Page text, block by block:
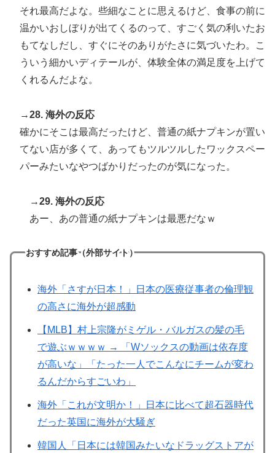
それ最高だよな。些細なことに思えるけど、食事の前に
温かいおしぼりが出てくるのって、すごく気の利いたお
もてなしだし、すぐにそのありがたさに気づいたわ。こ
ういう細かいディテールが、体験全体の満足度を上げて
くれるんだよな。
→28. 海外の反応
確かにそこは最高だったけど、普通の紙ナプキンが置い
てない店が多くて、あってもツルツルしたワックスペー
パーみたいなやつばかりだったのが気になった。
→29. 海外の反応
あー、あの普通の紙ナプキンは最悪だなｗ
おすすめ記事（外部サイト）
海外「さすが日本！」日本の医療従事者の倫理観
の高さに海外が超感動
【MLB】村上宗隆がミゲル・バルガスの髪の毛
で遊ぶｗｗｗｗ → 「Wソックスの動画は依存度
が高いな」「たった一人でこんなにチームが変わ
るんだからすごいわ」
海外「これが文明か！」日本に比べて超石器時代
だった英国に海外が大騒ぎ
韓国人「日本には韓国みたいなドラッグストアが